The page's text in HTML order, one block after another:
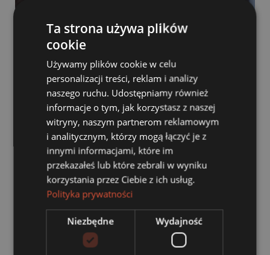
UE bierze się za samochody. Plastik z recyklingu
stanie się obowiązkowy
27 lipca, 2026
Ta strona używa plików
cookie
Używamy plików cookie w celu
personalizacji treści, reklam i analizy
naszego ruchu. Udostępniamy również
informacje o tym, jak korzystasz z naszej
witryny, naszym partnerom reklamowym
i analitycznym, którzy mogą łączyć je z
innymi informacjami, które im
przekazałeś lub które zebrali w wyniku
korzystania przez Ciebie z ich usług.
Polityka prywatności
Niezbędne Wydajność